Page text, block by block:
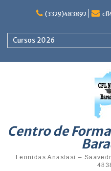
(3329)483892
Cursos 2026
Centro de
Leonidas Anastasi –